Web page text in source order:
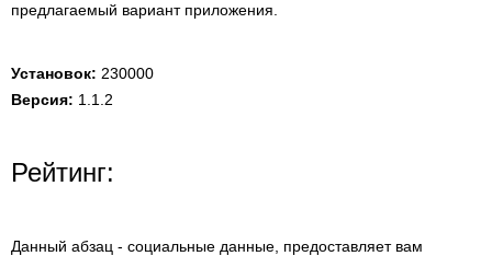
предлагаемый вариант приложения.
Установок: 230000
Версия: 1.1.2
Рейтинг:
Данный абзац - социальные данные, предоставляет вам